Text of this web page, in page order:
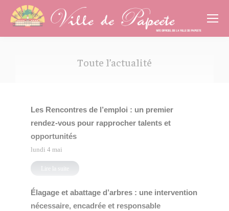
Toute l’actualité
Les Rencontres de l’emploi : un premier
rendez-vous pour rapprocher talents et
opportunités
lundi 4 mai
Lire la suite
Élagage et abattage d’arbres : une intervention
nécessaire, encadrée et responsable
Cookies management panel